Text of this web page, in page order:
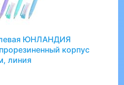
ЮНЛАНДИЯ
корпус
линия